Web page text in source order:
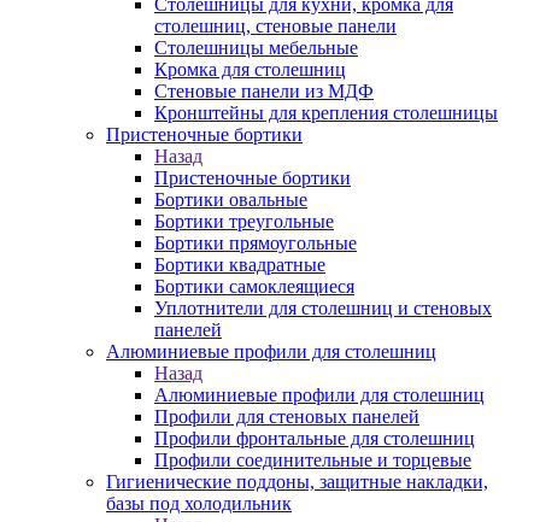
Столешницы для кухни, кромка для
столешниц, стеновые панели
Столешницы мебельные
Кромка для столешниц
Стеновые панели из МДФ
Кронштейны для крепления столешницы
Пристеночные бортики
Назад
Пристеночные бортики
Бортики овальные
Бортики треугольные
Бортики прямоугольные
Бортики квадратные
Бортики самоклеящиеся
Уплотнители для столешниц и стеновых
панелей
Алюминиевые профили для столешниц
Назад
Алюминиевые профили для столешниц
Профили для стеновых панелей
Профили фронтальные для столешниц
Профили соединительные и торцевые
Гигиенические поддоны, защитные накладки,
базы под холодильник